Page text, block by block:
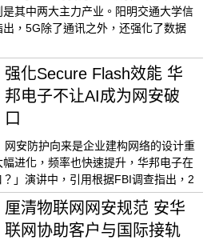
其中两大主力产业。阳明交通大学信
，5G除了通讯之外，还强化了数据
强化Secure Flash效能 华
邦电子不让AI成为网安破
口
网安防护向来是企业建构网络的设计重
进化，频率也快速提升，华邦电子在
？」演讲中，引用根据FBI调查指出，2
厘清物联网网安规范 安华
联网协助客户与国际接轨